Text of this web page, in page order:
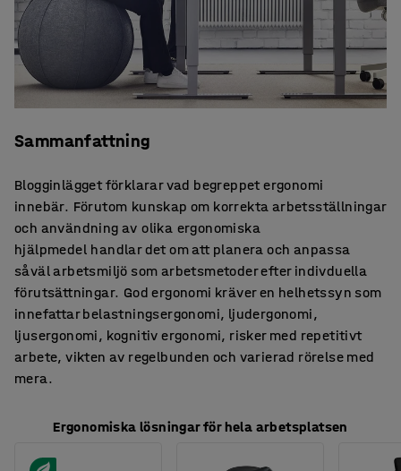
Sammanfattning
Blogginlägget förklarar vad begreppet ergonomi
innebär. Förutom kunskap om korrekta arbetsställningar
och användning av olika ergonomiska
hjälpmedel handlar det om att planera och anpassa
såväl arbetsmiljö som arbetsmetoder efter indivduella
förutsättningar. God ergonomi kräver en helhetssyn som
innefattar belastningsergonomi, ljudergonomi,
ljusergonomi, kognitiv ergonomi, risker med repetitivt
arbete, vikten av regelbunden och varierad rörelse med
mera.
Ergonomiska lösningar för hela arbetsplatsen